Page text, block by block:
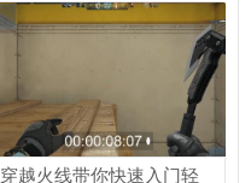
穿越火线带你快速入门轻